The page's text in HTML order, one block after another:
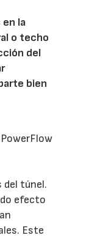
la
o techo
del
bien
del túnel.
efecto
Este